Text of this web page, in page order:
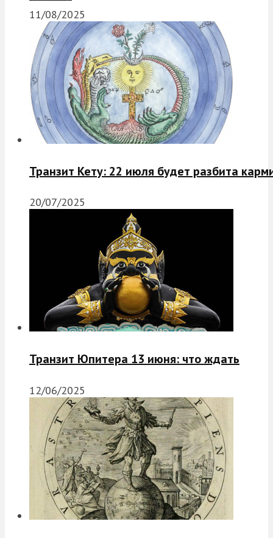
11/08/2025
Транзит Кету: 22 июля будет разбита
20/07/2025
Транзит Юпитера 13 июня: что ждать
12/06/2025